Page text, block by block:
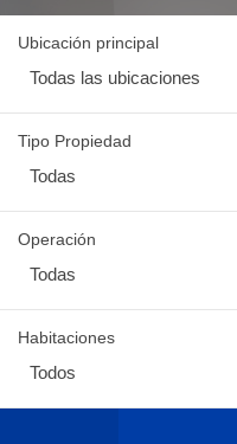
Ubicación principal
Todas las ubicaciones
Tipo Propiedad
Todas
Operación
Todas
Habitaciones
Todos